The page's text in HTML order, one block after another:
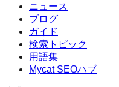
ニュース
ブログ
ガイド
検索トピック
用語集
Mycat SEOハブ